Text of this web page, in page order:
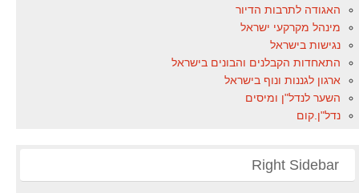
האגודה לתרבות הדיור
מינהל מקרקעי ישראל
נגישות בישראל
התאחדות הקבלנים והבונים בישראל
ארגון לגננות ונוף בישראל
השער לנדל"ן ומיסים
נדל"ן.קום
Right Sidebar